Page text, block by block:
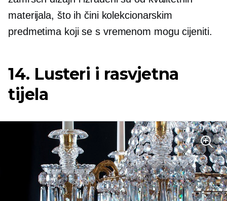
materijala, što ih čini kolekcionarskim
predmetima koji se s vremenom mogu cijeniti.
14. Lusteri i rasvjetna
tijela